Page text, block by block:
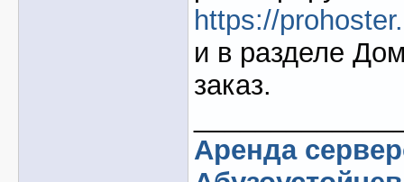
https://
и в разделе
заказ.
Аренда